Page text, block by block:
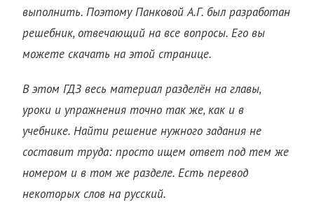
выполнить. Поэтому Панковой А.Г. был разработан
решебник, отвечающий на все вопросы. Его вы
можете скачать на этой странице.
В этом ГДЗ весь материал разделён на главы,
уроки и упражнения точно так же, как и в
учебнике. Найти решение нужного задания не
составит труда: просто ищем ответ под тем же
номером и в том же разделе. Есть перевод
некоторых слов на русский.